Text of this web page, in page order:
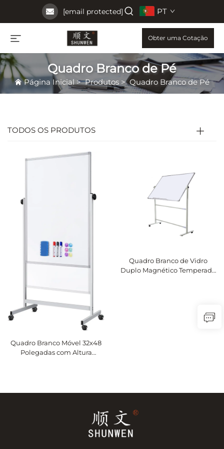
[email protected] PT
Obter uma Cotação
Quadro Branco de Pé
Página Inicial >Produtos >Quadro Branco de Pé
TODOS OS PRODUTOS
Quadro Branco Móvel 32x48
Polegadas com Altura
Quadro Branco de Vidro
Duplo Magnético Temperado